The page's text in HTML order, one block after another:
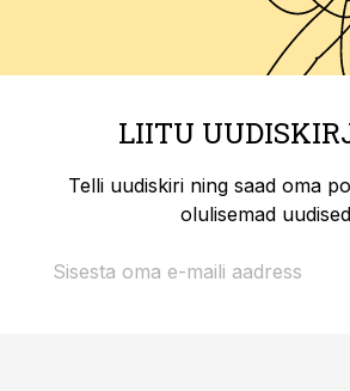
LIITU
Telli uudiskiri ning saad oma
olulisemad